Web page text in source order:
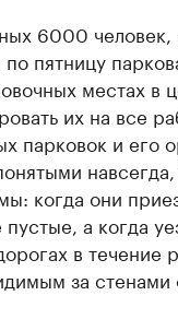
6000 человек,
пятницу
местах в
их на все
парковок и его
когда они
а когда
в течение
за стенами